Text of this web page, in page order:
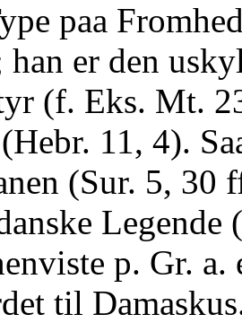
paa
han er den
(f. Eks. Mt.
11, 4).
(Sur. 5, 30
p. Gr. a.
til